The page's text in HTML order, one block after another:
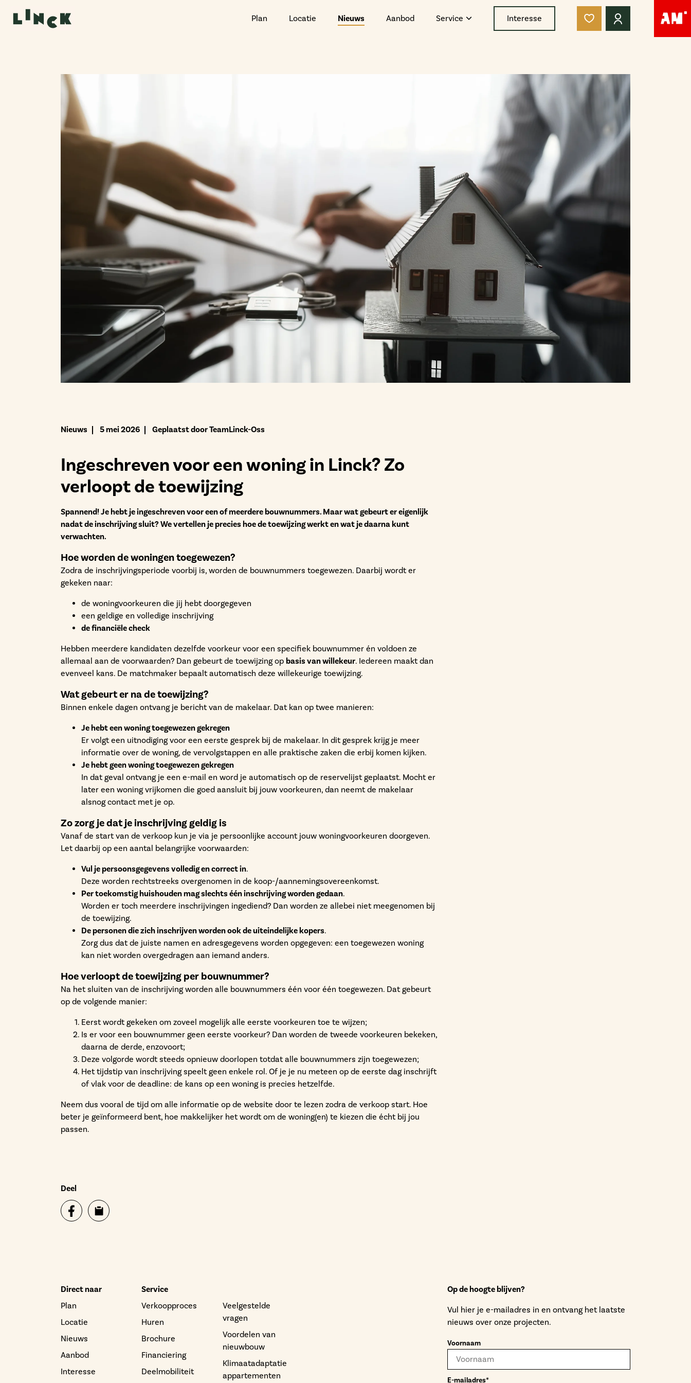
Plan Locatie Nieuws Aanbod Service Interesse
Nieuws 5 mei 2026 Geplaatst door TeamLinck-Oss
Ingeschreven voor een woning in Linck? Zo
verloopt de toewijzing
Spannend! Je hebt je ingeschreven voor een of meerdere bouwnummers. Maar wat gebeurt er eigenlijk
nadat de inschrijving sluit? We vertellen je precies hoe de toewijzing werkt en wat je daarna kunt
verwachten.
Hoe worden de woningen toegewezen?
Zodra de inschrijvingsperiode voorbij is, worden de bouwnummers toegewezen. Daarbij wordt er
gekeken naar:
de woningvoorkeuren die jij hebt doorgegeven
een geldige en volledige inschrijving
de financiële check
Hebben meerdere kandidaten dezelfde voorkeur voor een specifiek bouwnummer én voldoen ze
allemaal aan de voorwaarden? Dan gebeurt de toewijzing op basis van willekeur. Iedereen maakt dan
evenveel kans. De matchmaker bepaalt automatisch deze willekeurige toewijzing.
Wat gebeurt er na de toewijzing?
Binnen enkele dagen ontvang je bericht van de makelaar. Dat kan op twee manieren:
Je hebt een woning toegewezen gekregen
Er volgt een uitnodiging voor een eerste gesprek bij de makelaar. In dit gesprek krijg je meer
informatie over de woning, de vervolgstappen en alle praktische zaken die erbij komen kijken.
Je hebt geen woning toegewezen gekregen
In dat geval ontvang je een e-mail en word je automatisch op de reservelijst geplaatst. Mocht er
later een woning vrijkomen die goed aansluit bij jouw voorkeuren, dan neemt de makelaar
alsnog contact met je op.
Zo zorg je dat je inschrijving geldig is
Vanaf de start van de verkoop kun je via je persoonlijke account jouw woningvoorkeuren doorgeven.
Let daarbij op een aantal belangrijke voorwaarden:
Vul je persoonsgegevens volledig en correct in.
Deze worden rechtstreeks overgenomen in de koop-/aannemingsovereenkomst.
Per toekomstig huishouden mag slechts één inschrijving worden gedaan.
Worden er toch meerdere inschrijvingen ingediend? Dan worden ze allebei niet meegenomen bij
de toewijzing.
De personen die zich inschrijven worden ook de uiteindelijke kopers.
Zorg dus dat de juiste namen en adresgegevens worden opgegeven: een toegewezen woning
kan niet worden overgedragen aan iemand anders.
Hoe verloopt de toewijzing per bouwnummer?
Na het sluiten van de inschrijving worden alle bouwnummers één voor één toegewezen. Dat gebeurt
op de volgende manier:
Eerst wordt gekeken om zoveel mogelijk alle eerste voorkeuren toe te wijzen;
Is er voor een bouwnummer geen eerste voorkeur? Dan worden de tweede voorkeuren bekeken,
daarna de derde, enzovoort;
Deze volgorde wordt steeds opnieuw doorlopen totdat alle bouwnummers zijn toegewezen;
Het tijdstip van inschrijving speelt geen enkele rol. Of je je nu meteen op de eerste dag inschrijft
of vlak voor de deadline: de kans op een woning is precies hetzelfde.
Neem dus vooral de tijd om alle informatie op de website door te lezen zodra de verkoop start. Hoe
beter je geïnformeerd bent, hoe makkelijker het wordt om de woning(en) te kiezen die écht bij jou
passen.
Deel
Direct naar
Plan
Locatie
Nieuws
Aanbod
Interesse
Service
Verkoopproces
Huren
Brochure
Financiering
Deelmobiliteit
Veelgestelde
vragen
Voordelen van
nieuwbouw
Klimaatadaptatie
appartementen
Op de hoogte blijven?
Vul hier je e-mailadres in en ontvang het laatste
nieuws over onze projecten.
Voornaam
E-mailadres*
begonnen. Neem een kijkje in het
woningaanbod, kies jouw favoriet en
verder bij de volgende stap.